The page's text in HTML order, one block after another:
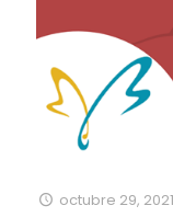
octubre 29, 2021